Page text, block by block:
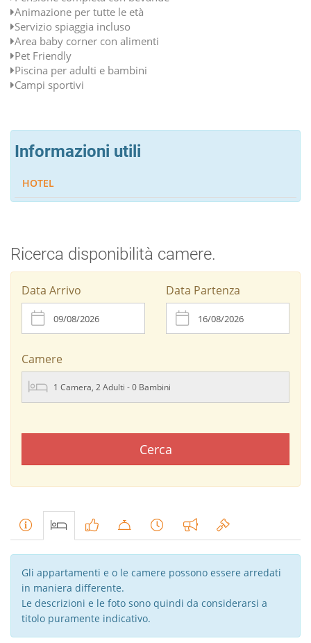
Animazione per tutte le età
Servizio spiaggia incluso
Area baby corner con alimenti
Pet Friendly
Piscina per adulti e bambini
Campi sportivi
Informazioni utili
HOTEL
Ricerca disponibilità camere.
Data Arrivo Data Partenza
Camere
Cerca
Gli appartamenti e o le camere possono essere arredati
in maniera differente.
Le descrizioni e le foto sono quindi da considerarsi a
titolo puramente indicativo.